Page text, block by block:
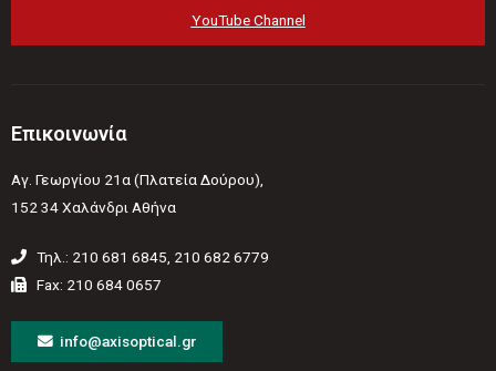
YouTube Channel
Επικοινωνία
Αγ. Γεωργίου 21α (Πλατεία Δούρου),
152 34 Χαλάνδρι Αθήνα
Τηλ.: 210 681 6845, 210 682 6779
Fax: 210 684 0657
info@axisoptical.gr